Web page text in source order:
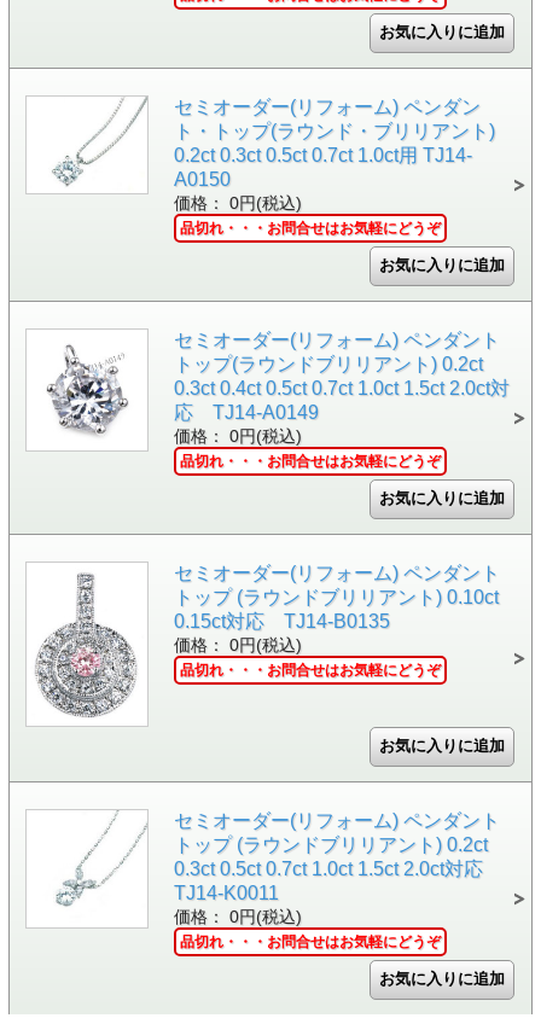
セミオーダー(リフォーム) ペンダン
ト・トップ(ラウンド・ブリリアント)
0.2ct 0.3ct 0.5ct 0.7ct 1.0ct用 TJ14-
A0150
価格： 0円(税込)
品切れ・・・お問合せはお気軽にどうぞ
セミオーダー(リフォーム) ペンダント
トップ(ラウンドブリリアント) 0.2ct
0.3ct 0.4ct 0.5ct 0.7ct 1.0ct 1.5ct 2.0ct対
応 TJ14-A0149
価格： 0円(税込)
品切れ・・・お問合せはお気軽にどうぞ
セミオーダー(リフォーム) ペンダント
トップ (ラウンドブリリアント) 0.10ct
0.15ct対応 TJ14-B0135
価格： 0円(税込)
品切れ・・・お問合せはお気軽にどうぞ
セミオーダー(リフォーム) ペンダント
トップ (ラウンドブリリアント) 0.2ct
0.3ct 0.5ct 0.7ct 1.0ct 1.5ct 2.0ct対応
TJ14-K0011
価格： 0円(税込)
品切れ・・・お問合せはお気軽にどうぞ